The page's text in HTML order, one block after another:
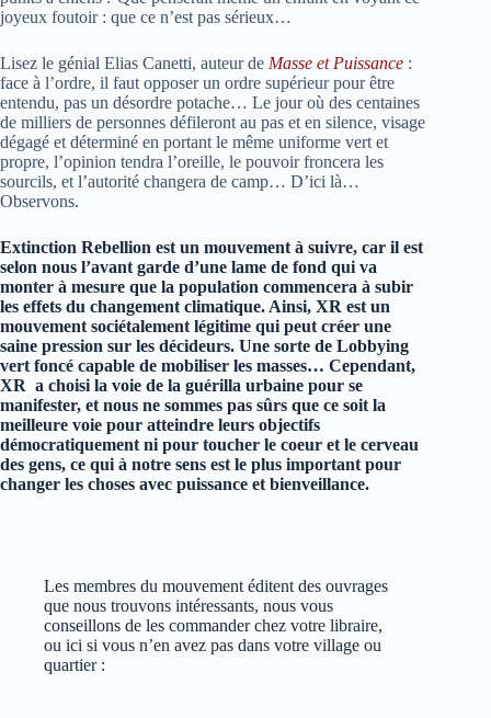
joyeux foutoir : que ce n’est pas sérieux…
Lisez le génial Elias Canetti, auteur de Masse et Puissance :
face à l’ordre, il faut opposer un ordre supérieur pour être
entendu, pas un désordre potache… Le jour où des centaines
de milliers de personnes défileront au pas et en silence, visage
dégagé et déterminé en portant le même uniforme vert et
propre, l’opinion tendra l’oreille, le pouvoir froncera les
sourcils, et l’autorité changera de camp… D’ici là…
Observons.
Extinction Rebellion est un mouvement à suivre, car il est
selon nous l’avant garde d’une lame de fond qui va
monter à mesure que la population commencera à subir
les effets du changement climatique. Ainsi, XR est un
mouvement sociétalement légitime qui peut créer une
saine pression sur les décideurs. Une sorte de Lobbying
vert foncé capable de mobiliser les masses… Cependant,
XR a choisi la voie de la guérilla urbaine pour se
manifester, et nous ne sommes pas sûrs que ce soit la
meilleure voie pour atteindre leurs objectifs
démocratiquement ni pour toucher le coeur et le cerveau
des gens, ce qui à notre sens est le plus important pour
changer les choses avec puissance et bienveillance.
Les membres du mouvement éditent des ouvrages
que nous trouvons intéressants, nous vous
conseillons de les commander chez votre libraire,
ou ici si vous n’en avez pas dans votre village ou
quartier :